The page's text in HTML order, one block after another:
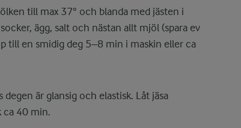
till max 37° och blanda med jästen i
ägg, salt och nästan allt mjöl (spara ev
till en smidig deg 5–8 min i maskin eller ca
är glansig och elastisk. Låt jäsa
ca 40 min.